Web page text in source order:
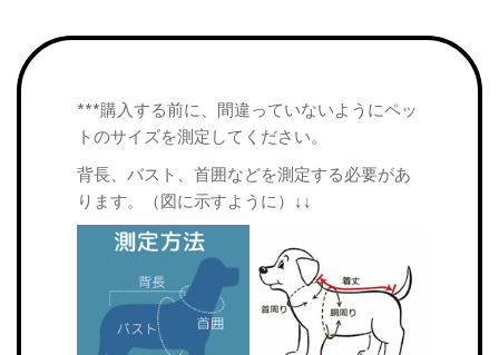
***購入する前に、間違っていないようにペッ
トのサイズを測定してください。
背長、バスト、首囲などを測定する必要があ
ります。（図に示すように）↓↓